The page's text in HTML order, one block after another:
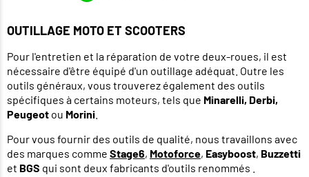
OUTILLAGE MOTO ET SCOOTERS
Pour l'entretien et la réparation de votre deux-roues, il est
nécessaire d'être équipé d'un outillage adéquat. Outre les
outils généraux, vous trouverez également des outils
spécifiques à certains moteurs, tels que Minarelli, Derbi,
Peugeot ou Morini
Pour vous fournir des outils de qualité, nous travaillons avec
des marques comme Stage6, Motoforce, Easyboost, Buzzetti
et BGS qui sont deux fabricants d'outils renommés .